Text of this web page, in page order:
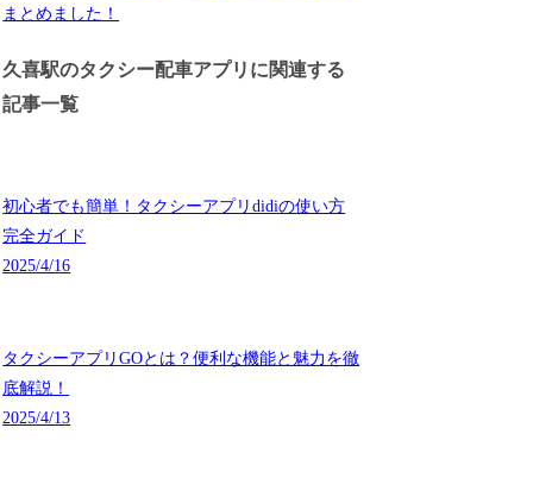
まとめました！
久喜駅のタクシー配車アプリに関連する
記事一覧
初心者でも簡単！タクシーアプリdidiの使い方
完全ガイド
2025/4/16
タクシーアプリGOとは？便利な機能と魅力を徹
底解説！
2025/4/13